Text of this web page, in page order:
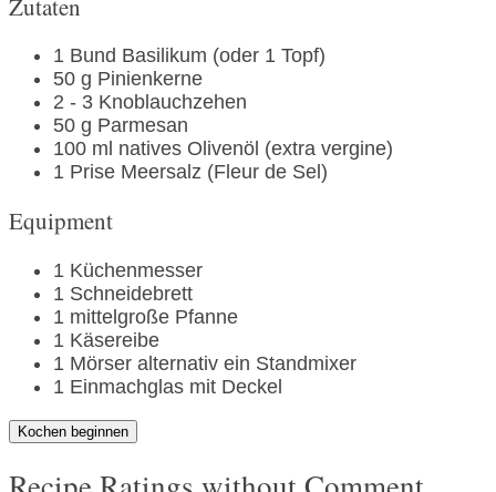
Zutaten
1 Bund Basilikum (oder 1 Topf)
50 g Pinienkerne
2 - 3 Knoblauchzehen
50 g Parmesan
100 ml natives Olivenöl (extra vergine)
1 Prise Meersalz (Fleur de Sel)
Equipment
1 Küchenmesser
1 Schneidebrett
1 mittelgroße Pfanne
1 Käsereibe
1 Mörser alternativ ein Standmixer
1 Einmachglas mit Deckel
Kochen beginnen